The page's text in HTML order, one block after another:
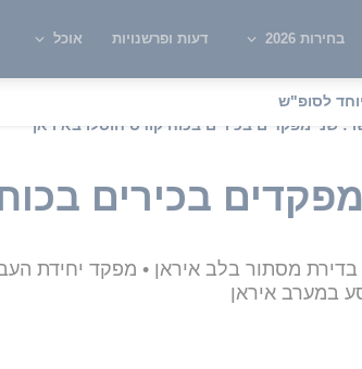
בחירות 2026 דעות ופרשנויות אוכל
לסופ"ש
שני מפקדים בכירים בכוח קודס חוסלו באיראן
בכירים
בדירת מסתור בלב איראן • מפקד יחידת